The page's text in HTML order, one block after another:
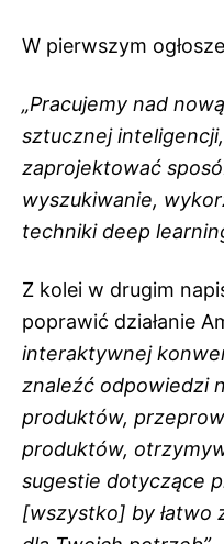
W pierwszym
„Pracujemy nad
sztucznej
zaprojektować
wyszukiwanie,
techniki deep
Z kolei w drugim
poprawić działanie
interaktywnej
znaleźć odpowiedzi
produktów,
produktów,
sugestie dotyczące
[wszystko] by łatwo